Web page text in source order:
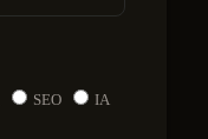
SEO
IA